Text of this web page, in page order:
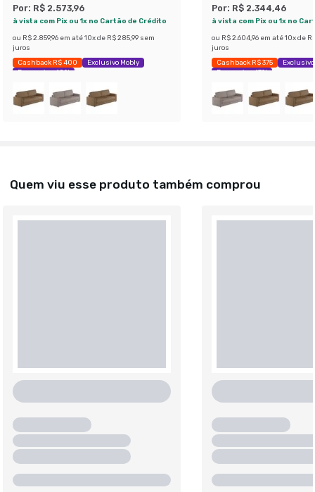
Por: R$ 2.573,96
à vista com Pix ou 1x no Cartão de Crédito
ou R$ 2.859,96 em até 10x de R$ 285,99 sem
juros
Cashback R$ 400
Exclusivo Mobly
Economize 40%
Por: R$ 2.344,46
à vista com Pix ou 1x no
ou R$ 2.604,96 em até 10x de
juros
Cashback R$ 375
Exclusivo
Economize 47%
Quem viu esse produto também comprou